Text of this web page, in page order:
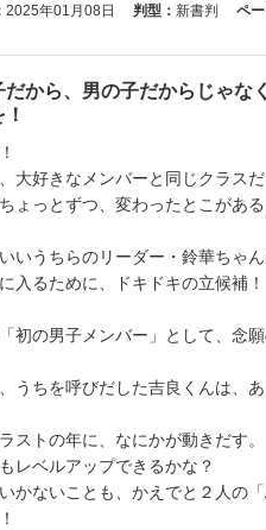
2025年01月08日 判型： 新書判 ペー
だから、男の子だからじゃな
大好きなメンバーと同じクラスだ
ょっとずつ、変わったとこがある
いうちらのリーダー・鈴華ちゃ
入るために、ドキドキの立候補！
初の男子メンバー」として、念願
うちを呼びだした吉良くんは、
ストの年に、なにかが動きだす。
レベルアップできるかな？
かないことも、かえでと２人の